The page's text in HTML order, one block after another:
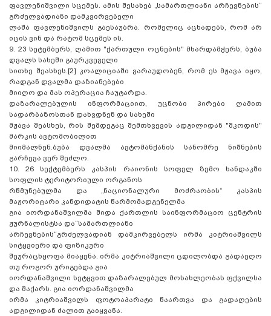
ფავლენიშვილი სცემეს. ამის შესახებ „სამართლიანი არჩევნების“
გრძელვადიანი დამკვირვებელი
ლაშა ფავლენიშვილს გაესაუბრა. რომელიც აცხადებს, რომ არ
იცის ვინ და რატომ სცემეს ის.
9. 23 სეტემბერს, ღამით "ქართული ოცნების" მხარდამჭერს, ბუბა
დვალს სახეში გაურკვეველი
სითხე შეასხეს.[2] კოალიციაში ვარაუდობენ, რომ ეს მჟავა იყო,
რადგან დვალმა დაზიანებები
მიიღო და მას ოპერაცია ჩაუტარდა.
დაზარალებულის ინფორმაციით, უცნობი პირები ღამით
სადარბაზოსთან დახვდნენ და სახეში
მჟავა შეასხეს, რის შემდეგაც შემთხვევის ადგილიდან "შკოდის"
მარკის ავტომობილით
მიიმალნენ.ბუბა დვალმა ავტომანქანის სანომრე ნიშნების
გარჩევა ვერ შეძლო.
10. 26 სექტემბერს კასპის რაიონის სოფელ ზემო ხანდაკში
სოფლის ტერიტორიული ორგანოს
რწმუნებულმა და „ნაციონალური მოძრაობის“ კასპის
მაჟორიტარი კანდიდატის წარმომადგენელმა
გია იორდანაშვილმა შიდა ქართლის საინფორმაციო ცენტრის
ჟურნალისტსა და“სამართლიანი
არჩევნების“გრძელვადიან დამკირვებელს ირმა კიტრიაშვილს
სიტყვიერი და ფიზიკური
შეურაცხყოფა მიაყენა. ირმა კიტრიაშვილი ცდილობდა გადაეღო
თუ როგორ ურიგებდა გია
იორდანაშვილი სეტყვით დაზარალებულ მოსახლეობას ფქვილსა
და შაქარს. გია იორდანაშვილმა
ირმა კიტრიაშვილს ფოტოაპარატი წაართვა და გადაღების
ადგილიდან ძალით გაიყვანა.